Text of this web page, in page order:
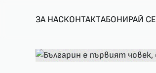
ЗА НАСКОНТАКТАБОНИРАЙ СЕ